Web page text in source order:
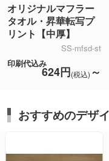
オリジナルマフラー
タオル・昇華転写プ
リント【中厚】
SS-mfsd-st
印刷代込み
624円(税込) ～
おすすめのデザ